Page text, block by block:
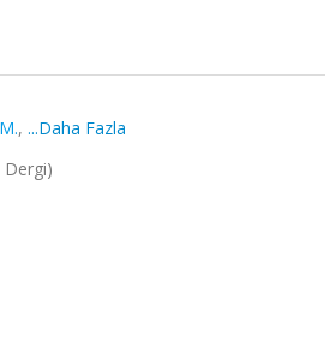
, ...Daha Fazla
Dergi)